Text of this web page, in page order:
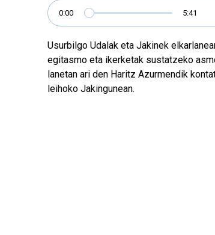
0:00 5:41
Usurbilgo Udalak eta Jakinek
egitasmo eta ikerketak sustatzeko
lanetan ari den Haritz Azurmendik
leihoko Jakingunean.